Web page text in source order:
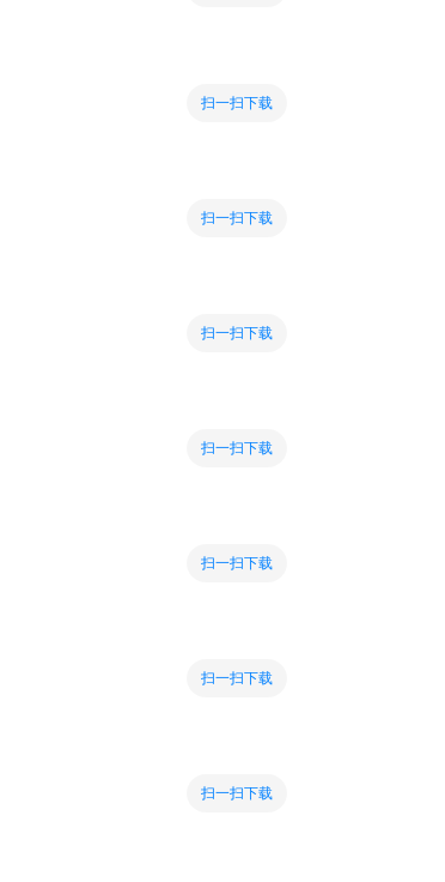
扫一扫下载
扫一扫下载
扫一扫下载
扫一扫下载
扫一扫下载
扫一扫下载
扫一扫下载